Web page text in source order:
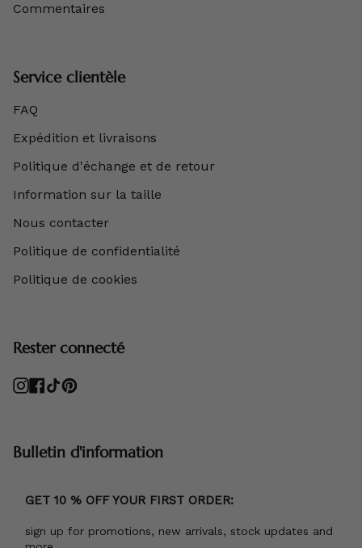
Commentaires
Service clientèle
FAQ
Expédition et livraisons
Politique d'échange et de retour
Information sur la taille
Nous contacter
Politique de confidentialité
Politique de cookies
Rester connecté
Instagram
Facebook
TikTokPinterest
Bulletin d'information
GET 10 % OFF YOUR FIRST ORDER:
sign up for promotions, new arrivals, stock updates and